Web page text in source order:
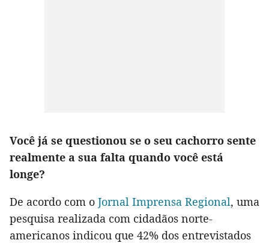
Você já se questionou se o seu cachorro sente
realmente a sua falta quando você está
longe?
De acordo com o Jornal Imprensa Regional, uma
pesquisa realizada com cidadãos norte-
americanos indicou que 42% dos entrevistados